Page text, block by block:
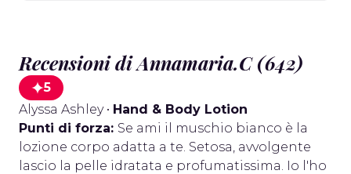
Recensioni di Annamaria.C (642)
5
Alyssa Ashley • Hand & Body Lotion
Punti di forza: Se ami il muschio bianco è la
lozione corpo adatta a te. Setosa, avvolgente
lascio la pelle idratata e profumatissima. Io l'ho